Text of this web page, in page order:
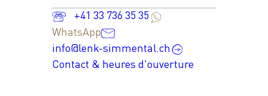
+41 33 736 35 35
WhatsApp
info@lenk-simmental.ch
Contact & heures d'ouverture